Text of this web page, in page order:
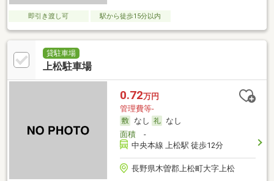
即引き渡し可 駅から徒歩15分以内
貸駐車場
上松駐車場
0.72万円
管理費等-
なし
なし
面積-
中央本線 上松駅 徒歩12分
長野県木曽郡上松町大字上松